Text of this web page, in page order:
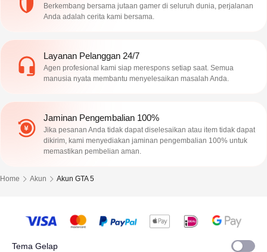
Berkembang bersama jutaan gamer di seluruh dunia, perjalanan
Anda adalah cerita kami bersama.
Layanan Pelanggan 24/7
Agen profesional kami siap merespons setiap saat. Semua
manusia nyata membantu menyelesaikan masalah Anda.
Jaminan Pengembalian 100%
Jika pesanan Anda tidak dapat diselesaikan atau item tidak dapat
dikirim, kami menyediakan jaminan pengembalian 100% untuk
memastikan pembelian aman.
Home Akun Akun GTA 5
Tema Gelap